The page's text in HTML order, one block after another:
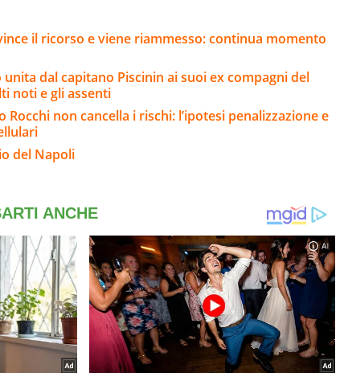
il ricorso e viene riammesso: continua momento
dal capitano Piscinin ai suoi ex compagni del
noti e gli assenti
Rocchi non cancella i rischi: l’ipotesi penalizzazione e
del Napoli